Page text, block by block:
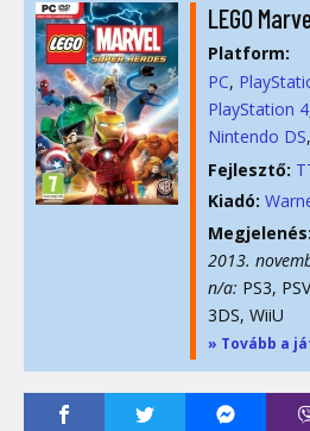
LEGO
Platform:
PC
PlayStation 4
Nintendo DS
Fejlesztő:
Kiadó:
Megjelenés:
2013.
n/a: PS3,
3DS, WiiU
» Tovább a